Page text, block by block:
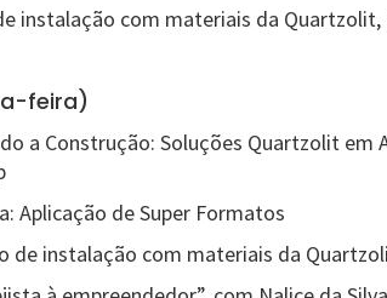
instalação com materiais da Quartzolit,
feira)
a Construção: Soluções Quartzolit em
Aplicação de Super Formatos
de instalação com materiais da